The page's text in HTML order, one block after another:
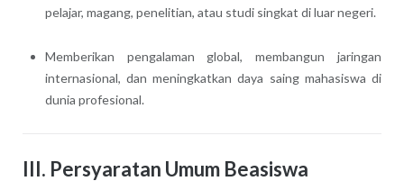
pelajar, magang, penelitian, atau studi singkat di luar negeri.
Memberikan pengalaman global, membangun jaringan
internasional, dan meningkatkan daya saing mahasiswa di
dunia profesional.
III. Persyaratan Umum Beasiswa